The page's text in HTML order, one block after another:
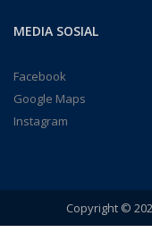
MEDIA SOSIAL
Facebook
Google Maps
Instagram
Copyright ©